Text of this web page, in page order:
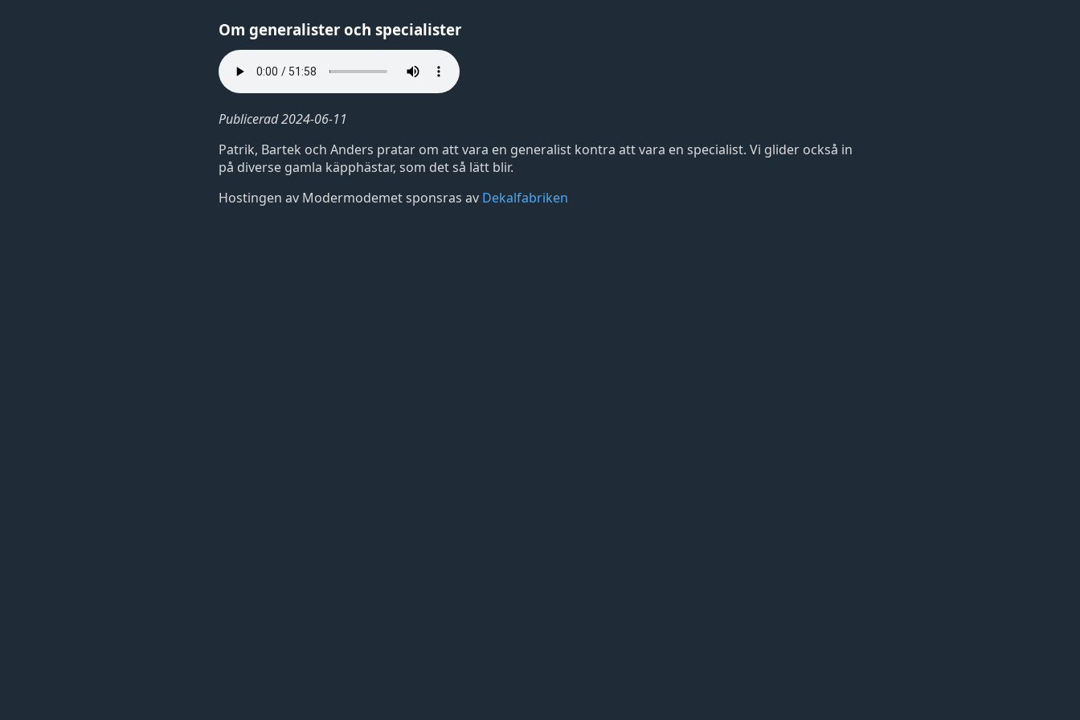
Om generalister och specialister
Publicerad 2024-06-11
Patrik, Bartek och Anders pratar om att vara en generalist kontra att vara en specialist. Vi glider också in
på diverse gamla käpphästar, som det så lätt blir.
Hostingen av Modermodemet sponsras av Dekalfabriken